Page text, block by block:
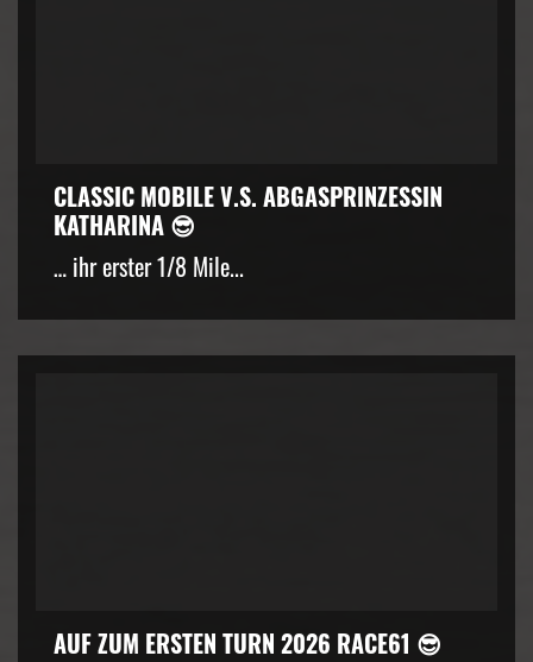
CLASSIC MOBILE V.S. ABGASPRINZESSIN
KATHARINA 😎
… ihr erster 1/8 Mile...
AUF ZUM ERSTEN TURN 2026 RACE61 😎